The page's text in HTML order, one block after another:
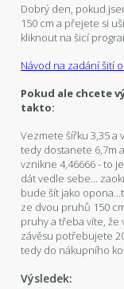
Dobrý den, pokud
150 cm a přejete si
kliknout na šicí
Návod na zadání šití
Pokud ale chcete
takto:
Vezmete šířku 3,35 a
tedy dostanete 6,7m
vznikne 4,46666 - to
dát vedle sebe...
bude šít jako
ze dvou pruhů 150
pruhy a třeba víte, že
závěsu potřebujete
tedy do nákupního
Výsledek: